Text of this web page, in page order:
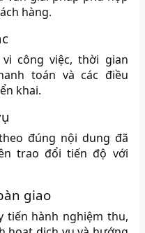
hàng.
công việc, thời gian
toán và các điều
khai.
đúng nội dung đã
trao đổi tiến độ với
giao
tiến hành nghiệm thu,